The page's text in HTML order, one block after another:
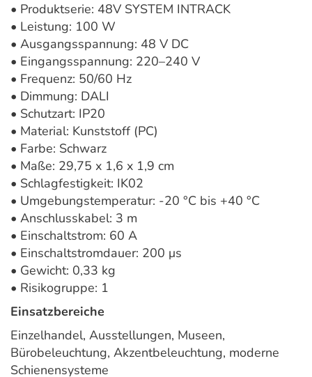
• Produktserie: 48V SYSTEM INTRACK
• Leistung: 100 W
• Ausgangsspannung: 48 V DC
• Eingangsspannung: 220–240 V
• Frequenz: 50/60 Hz
• Dimmung: DALI
• Schutzart: IP20
• Material: Kunststoff (PC)
• Farbe: Schwarz
• Maße: 29,75 x 1,6 x 1,9 cm
• Schlagfestigkeit: IK02
• Umgebungstemperatur: -20 °C bis +40 °C
• Anschlusskabel: 3 m
• Einschaltstrom: 60 A
• Einschaltstromdauer: 200 μs
• Gewicht: 0,33 kg
• Risikogruppe: 1
Einsatzbereiche
Einzelhandel, Ausstellungen, Museen,
Bürobeleuchtung, Akzentbeleuchtung, moderne
Schienensysteme